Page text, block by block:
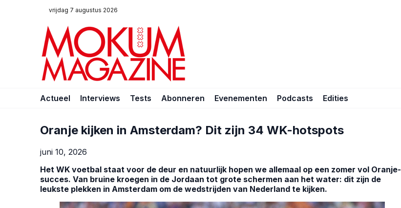
vrijdag 7 augustus 2026
Actueel Interviews Tests Abonneren Evenementen Podcasts Edities
Oranje kijken in Amsterdam? Dit zijn 34 WK-hotspots
juni 10, 2026
Het WK voetbal staat voor de deur en natuurlijk hopen we allemaal op een zomer vol Oranje-
succes. Van bruine kroegen in de Jordaan tot grote schermen aan het water: dit zijn de
leukste plekken in Amsterdam om de wedstrijden van Nederland te kijken.